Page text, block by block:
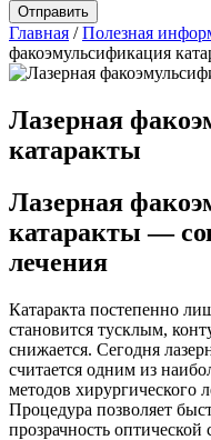
Главная / Полезная
факоэмульсификация
Лазерная
катаракты
Лазерная
катаракты —
лечения
Катаракта постепенно
становится тусклым,
снижается. Сегодня
считается одним из
методов хирургического
Процедура позволяет
прозрачность оптической